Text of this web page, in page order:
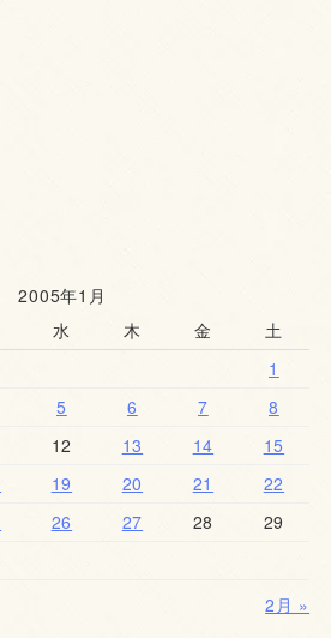
2005年1月
水 木 金
土
1
5 6 7
8
12 13 14
15
19 20 21
22
26 27 28
29
2月 »